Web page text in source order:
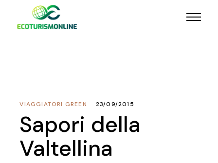
VIAGGIATORI GREEN 23/09/2015
Sapori della
Valtellina